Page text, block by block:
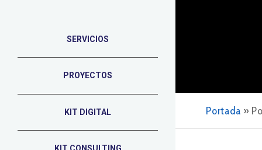
SERVICIOS
PROYECTOS
KIT DIGITAL Portada »